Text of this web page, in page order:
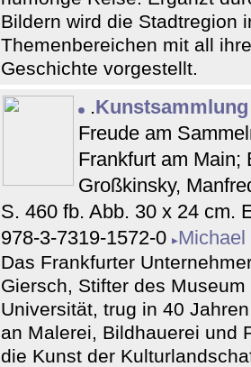
Bildern wird die Stadtregion
Themenbereichen mit all
Geschichte vorgestellt.
.
Freude am
Frankfurt am Main;
Großkinsky,
S. 460 fb. Abb. 30 x 24 cm.
978-3-7319-1572-0 Michael
Das Frankfurter
Giersch, Stifter des
Universität, trug in 40
an Malerei, Bildhauerei und
die Kunst der